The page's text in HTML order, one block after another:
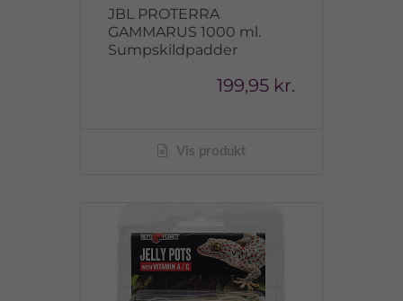
JBL PROTERRA
GAMMARUS 1000 ml.
Sumpskildpadder
199,95 kr.
Vis produkt